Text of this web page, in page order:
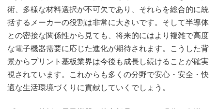
術、多様な材料選択が不可欠であり、それらを総合的に統
括するメーカーの役割は非常に大きいです。そして半導体
との密接な関係性から見ても、将来的にはより複雑で高度
な電子機器需要に応じた進化が期待されます。こうした背
景からプリント基板業界は今後も成長し続けることが確実
視されています。これからも多くの分野で安心・安全・快
適な生活環境づくりに貢献していくでしょう。